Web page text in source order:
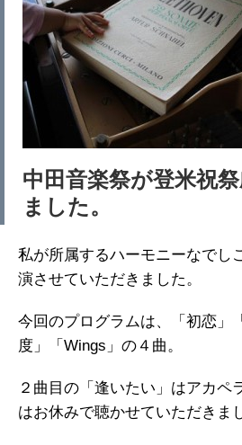
中田音楽祭が登米祝
ました。
私が所属するハーモニーなでし
演させていただきました。
今回のプログラムは、「初恋」
度」「Wings」の４曲。
２曲目の「逢いたい」はアカペ
はお休みで聴かせていただきま